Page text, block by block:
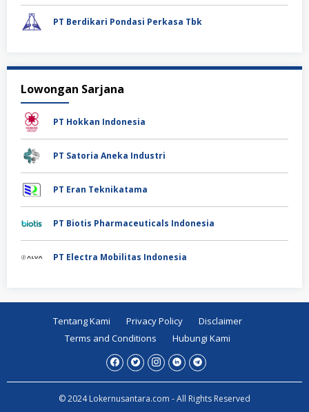
PT Berdikari Pondasi Perkasa Tbk
Lowongan Sarjana
PT Hokkan Indonesia
PT Satoria Aneka Industri
PT Eran Teknikatama
PT Biotis Pharmaceuticals Indonesia
PT Electra Mobilitas Indonesia
Tentang Kami Privacy Policy
Disclaimer
Terms and Conditions
Hubungi Kami
© 2024 Lokernusantara.com - All Rights Reserved